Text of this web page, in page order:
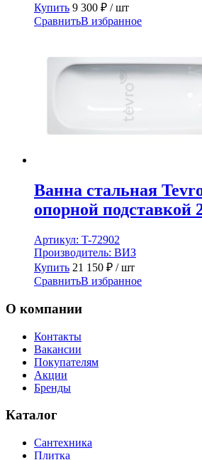
Купить 9 300 ₽ / шт
СравнитьВ избранное
Ванна стальная
опорной подставкой
Артикул: T-72902
Производитель: ВИЗ
Купить 21 150 ₽ / шт
СравнитьВ избранное
О компании
Контакты
Вакансии
Покупателям
Акции
Бренды
Каталог
Сантехника
Плитка